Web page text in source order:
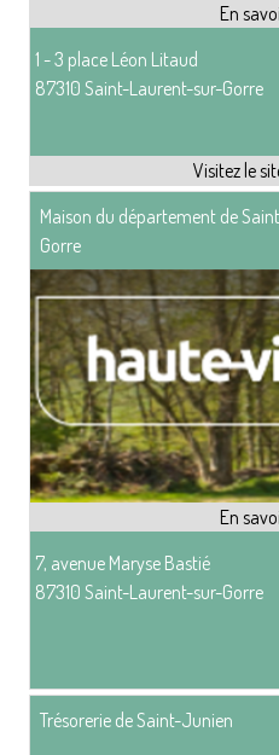
1 - 3 place Léon Litaud
87310 Saint-Laurent-sur-Gorre
Maison du département de
Gorre
7, avenue Maryse Bastié
87310 Saint-Laurent-sur-Gorre
Trésorerie de Saint-Junien